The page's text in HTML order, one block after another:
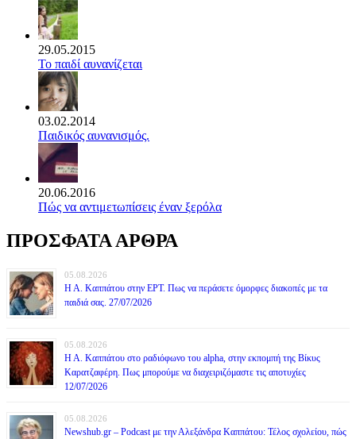
29.05.2015
Το παιδί αυνανίζεται
03.02.2014
Παιδικός αυνανισμός.
20.06.2016
Πώς να αντιμετωπίσεις έναν ξερόλα
ΠΡΟΣΦΑΤΑ ΑΡΘΡΑ
05.08.2026
Η Α. Καππάτου στην ΕΡΤ. Πως να περάσετε όμορφες διακοπές με τα
παιδιά σας. 27/07/2026
05.08.2026
Η Α. Καππάτου στο ραδιόφωνο του alpha, στην εκπομπή της Βίκυς
Καρατζαφέρη. Πως μπορούμε να διαχειριζόμαστε τις αποτυχίες
12/07/2026
05.08.2026
Newshub.gr – Podcast με την Αλεξάνδρα Καππάτου: Τέλος σχολείου, πώς